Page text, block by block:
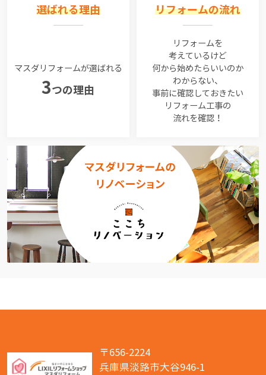
選ばれる理由
マスダリフォームが選ばれる
3つの理由
リフォームの流れ
リフォームを
考えているけど
何から始めたらいいのか
わからない、
事前に確認しておきたい
リフォーム工事の
流れを確認！
〒656-2224
兵庫県淡路市大谷946-1